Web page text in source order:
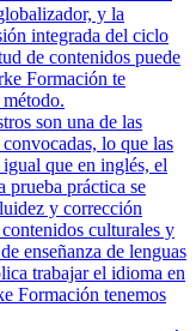
y la
integrada del ciclo
de contenidos puede
Formación te
son una de las
lo que las
que en inglés, el
prueba práctica se
y corrección
culturales y
enseñanza de lenguas
trabajar el idioma en
Formación tenemos